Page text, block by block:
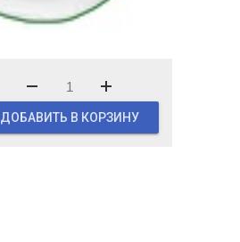
ДОБАВИТЬ В КОРЗИНУ